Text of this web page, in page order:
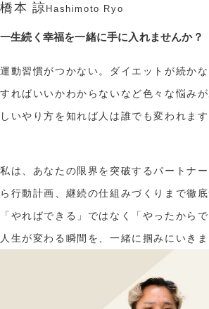
橋本 諒 Hashimoto Ryo
一生続く幸福を一緒に手に入れませんか？
運動習慣がつかない。ダイエットが続か
すればいいかわからないなど色々な悩み
しいやり方を知れば人は誰でも変われます
私は、あなたの限界を突破するパートナ
ら行動計画、継続の仕組みづくりまで徹底
「やればできる」ではなく「やったからで
人生が変わる瞬間を、一緒に掴みにいきま